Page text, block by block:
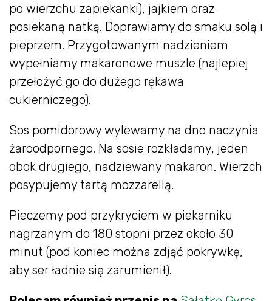
po wierzchu zapiekanki), jajkiem oraz
posiekaną natką. Doprawiamy do smaku solą i
pieprzem. Przygotowanym nadzieniem
wypełniamy makaronowe muszle (najlepiej
przełożyć go do dużego rękawa
cukierniczego).
Sos pomidorowy wylewamy na dno naczynia
żaroodpornego. Na sosie rozkładamy, jeden
obok drugiego, nadziewany makaron. Wierzch
posypujemy tartą mozzarellą.
Pieczemy pod przykryciem w piekarniku
nagrzanym do 180 stopni przez około 30
minut (pod koniec można zdjąć pokrywkę,
aby ser ładnie się zarumienił).